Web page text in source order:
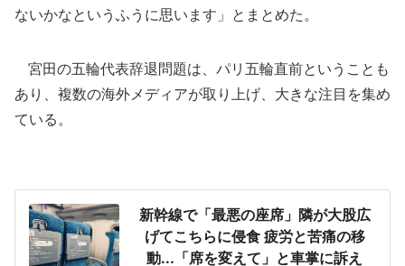
ないかなというふうに思います」とまとめた。
宮田の五輪代表辞退問題は、パリ五輪直前ということも
あり、複数の海外メディアが取り上げ、大きな注目を集め
ている。
新幹線で「最悪の座席」隣が大股広
げてこちらに侵食 疲労と苦痛の移
動...「席を変えて」と車掌に訴え